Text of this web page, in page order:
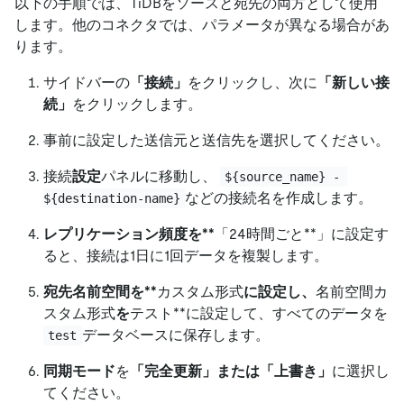
します。他のコネクタでは、パラメータが異なる場合があ
ります。
サイドバーの 「接続」 をクリックし、次に 「新しい接
続」 をクリックします。
事前に設定した送信元と送信先を選択してください。
接続設定パネルに移動し、
${source_name} -
${destination-name} などの接続名を作成します。
レプリケーション頻度を** 「24時間ごと**」に設定す
ると、接続は1日に1回データを複製します。
宛先名前空間を**カスタム形式に設定し、 名前空間カ
スタム形式をテスト**に設定して、すべてのデータを
test データベースに保存します。
同期モードを 「完全更新」または「上書き」 に選択し
てください。